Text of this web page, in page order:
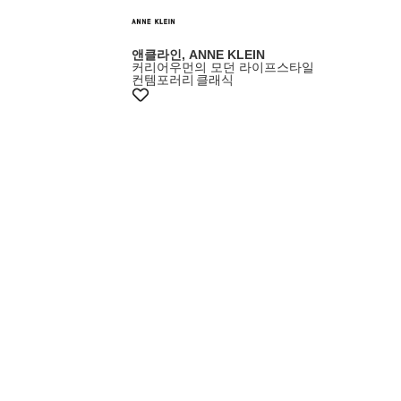
앤클라인, ANNE KLEIN
커리어우먼의 모던 라이프스타일
컨템포러리 클래식